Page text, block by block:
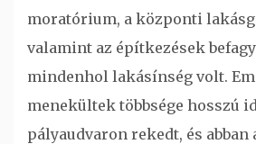
moratórium, a központi
valamint az építkezések
mindenhol lakásínség volt.
menekültek többsége hosszú
pályaudvaron rekedt, és abban